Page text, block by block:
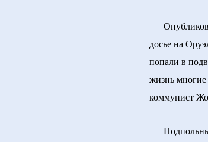
досье на
попали в
жизнь многие
коммунист